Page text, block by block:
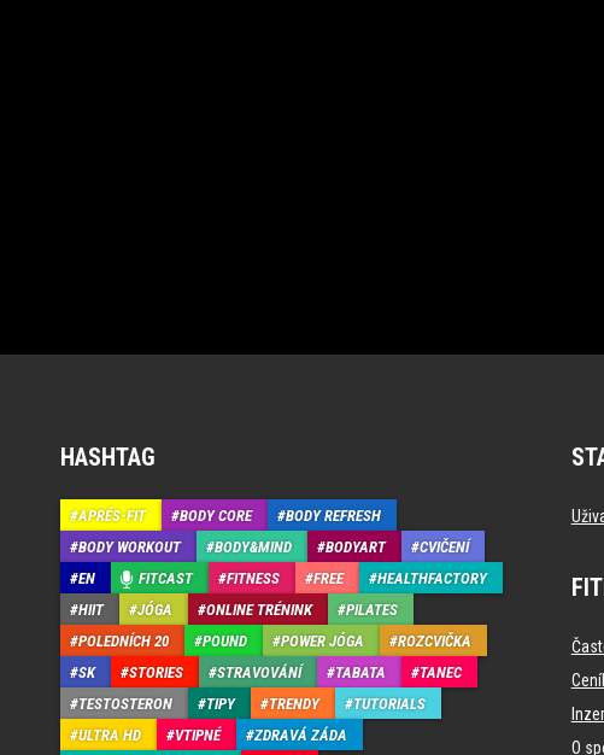
HASHTAG
APRÉS-FIT BODY CORE
BODY REFRESH
BODY WORKOUT
BODY&MIND BODYART
CVIČENÍ
EN
FITCAST FITNESS FREE
HEALTHFACTORY
HIIT
JÓGA ONLINE TRÉNINK
PILATES
POLEDNÍCH 20
POUND POWER JÓGA
ROZCVIČKA
SK
STORIES STRAVOVÁNÍ TABATA
TANEC
TESTOSTERON
TIPY TRENDY
TUTORIALS
ULTRA HD
VTIPNÉ ZDRAVÁ ZÁDA
O